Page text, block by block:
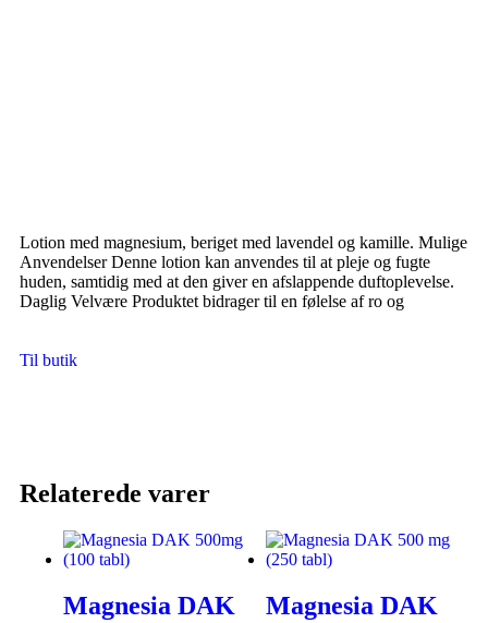
Lotion med magnesium, beriget med lavendel og kamille. Mulige
Anvendelser Denne lotion kan anvendes til at pleje og fugte
huden, samtidig med at den giver en afslappende duftoplevelse.
Daglig Velvære Produktet bidrager til en følelse af ro og
Til butik
Relaterede varer
Magnesia DAK
Magnesia DAK